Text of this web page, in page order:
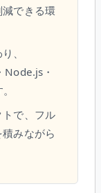
できる環
、
Node.js・
で、フル
みながら